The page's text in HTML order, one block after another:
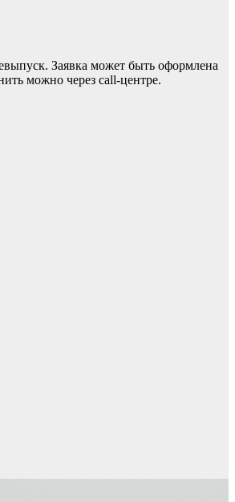
Заявка может быть оформлена
можно через call-центре.